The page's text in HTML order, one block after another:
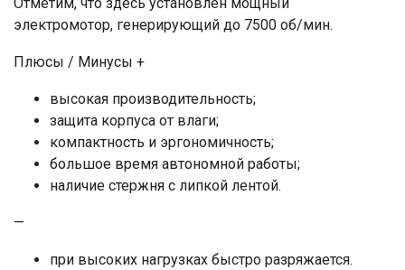
электромотор, генерирующий до 7500 об/мин.
Плюсы / Минусы +
высокая производительность;
защита корпуса от влаги;
компактность и эргономичность;
большое время автономной работы;
наличие стержня с липкой лентой.
—
при высоких нагрузках быстро разряжается.